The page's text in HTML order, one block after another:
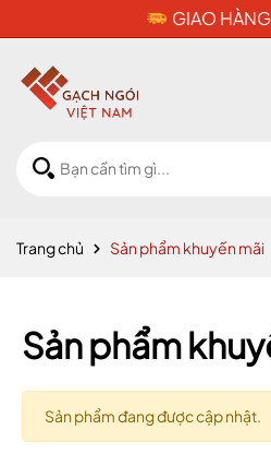
GIAO
Trang chủ Sản phẩm khuyến mãi
Sản phẩm
Sản phẩm đang được cập nhật.